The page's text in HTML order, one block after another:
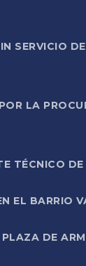
SERVICIO
LA
TÉCNICO
EL BARRIO
DE